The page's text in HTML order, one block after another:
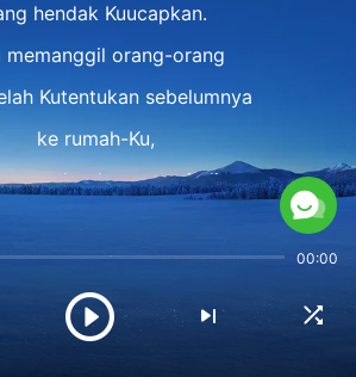
hendak Kuucapkan.
memanggil orang-orang
Kutentukan sebelumnya
ke rumah-Ku,
mereka dapat menjadi
semua orang
tunduk pada firman-Ku,
merindukan firman-Ku,
00:00